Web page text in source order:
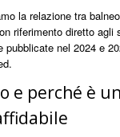
la relazione tra
riferimento diretto agli
pubblicate nel 2024 e
e perché è un